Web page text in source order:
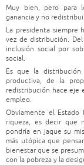
Muy bien, pero para
ganancia y no
La presidenta siempre
vez de distribución.
inclusión social por
social.
Es que la
productiva, de la
redistribución hace eje
empleo.
Obviamente el Estado
riqueza, es decir que
pondría en jaque su
más utópica que
bienestar que se
con la pobreza y la